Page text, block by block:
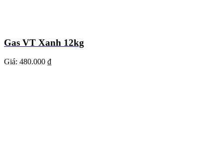
Gas VT Xanh 12kg
Giá: 480.000 ₫